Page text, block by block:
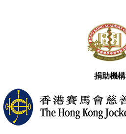
捐助機構